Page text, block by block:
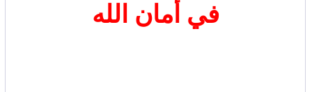
في أمان الله